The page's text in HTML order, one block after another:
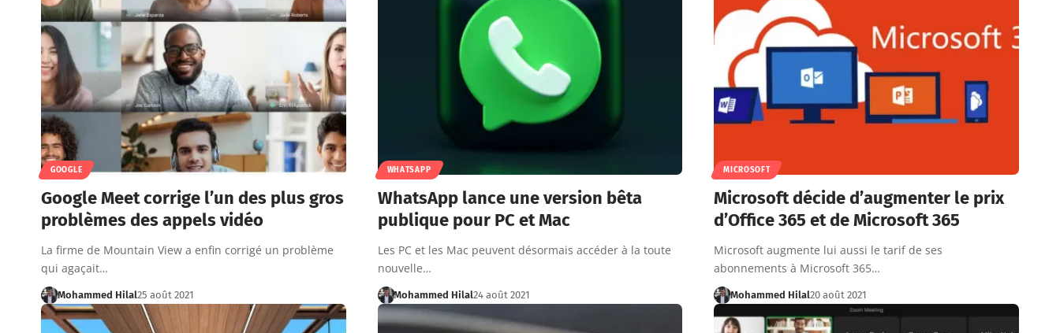
GOOGLE
Google Meet corrige l’un des plus gros
problèmes des appels vidéo
La firme de Mountain View a enfin corrigé un problème
qui agaçait…
Mohammed Hilal25 août 2021
WHATSAPP
WhatsApp lance une version bêta
publique pour PC et Mac
Les PC et les Mac peuvent désormais accéder à la toute
nouvelle…
Mohammed Hilal24 août 2021
MICROSOFT
Microsoft décide d’augmenter le prix
d’Office 365 et de Microsoft 365
Microsoft augmente lui aussi le tarif de ses
abonnements à Microsoft 365…
Mohammed Hilal20 août 2021